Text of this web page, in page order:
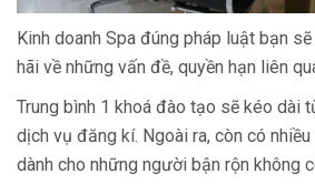
Kinh doanh Spa đúng pháp luật bạn
hãi về những vấn đề, quyền hạn liên
Trung bình 1 khoá đào tạo sẽ kéo dài
dịch vụ đăng kí. Ngoài ra, còn có
dành cho những người bận rộn không